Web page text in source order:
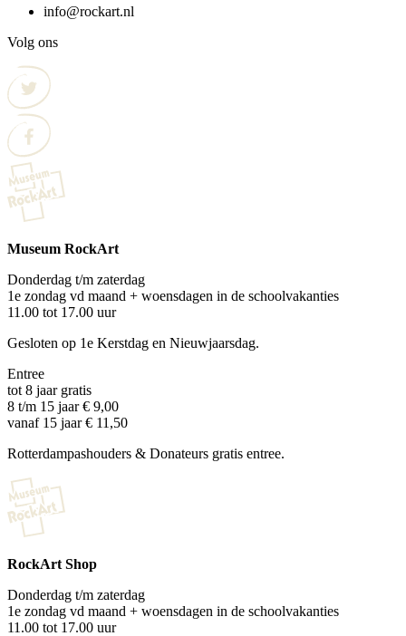
info@rockart.nl
Volg ons
Museum RockArt
Donderdag t/m zaterdag
1e zondag vd maand + woensdagen in de schoolvakanties
11.00 tot 17.00 uur
Gesloten op 1e Kerstdag en Nieuwjaarsdag.
Entree
tot 8 jaar gratis
8 t/m 15 jaar € 9,00
vanaf 15 jaar € 11,50
Rotterdampashouders & Donateurs gratis entree.
RockArt Shop
Donderdag t/m zaterdag
1e zondag vd maand + woensdagen in de schoolvakanties
11.00 tot 17.00 uur